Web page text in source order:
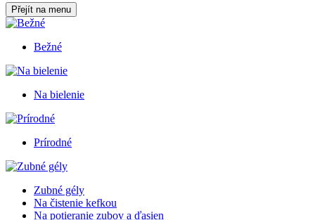
Přejít na menu
Bežné
Na bielenie
Prírodné
Zubné gély
Na čistenie kefkou
Na potieranie zubov a ďasien